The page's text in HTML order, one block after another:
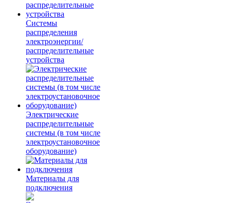
Системы
распределения
электроэнергии/
распределительные
устройства
Электрические
распределительные
системы (в том числе
электроустановочное
оборудование)
Материалы для
подключения